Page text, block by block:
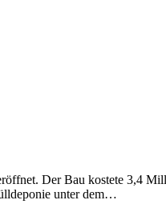
Der Bau kostete 3,4
unter dem…